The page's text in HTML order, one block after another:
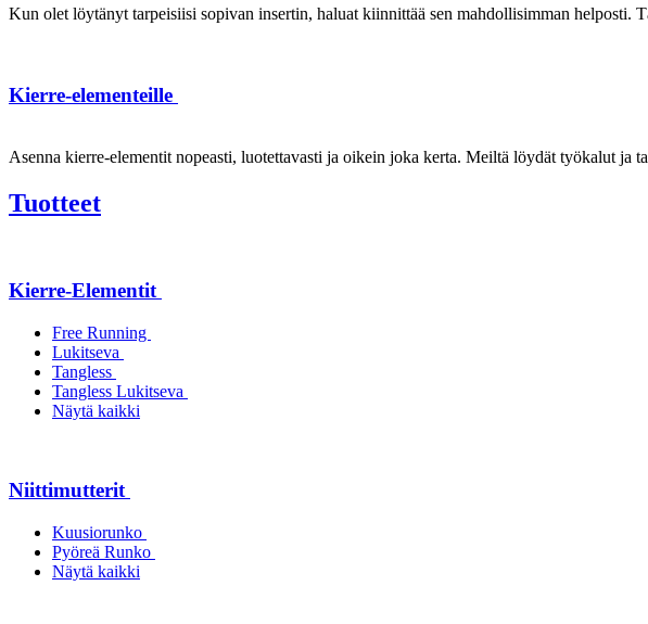
Kun olet löytänyt tarpeisiisi sopivan insertin, haluat kiinnittää sen mahdollisimman helposti.
Kierre-elementeille
Asenna kierre-elementit nopeasti, luotettavasti ja oikein joka kerta. Meiltä löydät työkalut ja
Tuotteet
Kierre-Elementit
Free Running
Lukitseva
Tangless
Tangless Lukitseva
Näytä kaikki
Niittimutterit
Kuusiorunko
Pyöreä Runko
Näytä kaikki